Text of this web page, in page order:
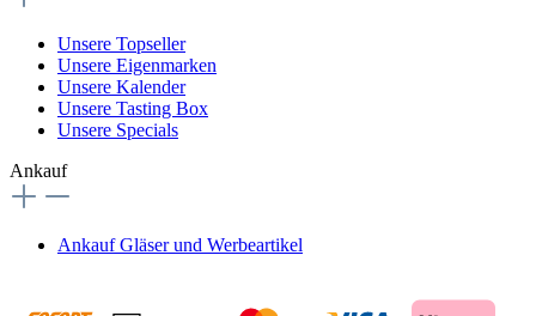
Unsere Topseller
Unsere Eigenmarken
Unsere Kalender
Unsere Tasting Box
Unsere Specials
Ankauf
Ankauf Gläser und Werbeartikel